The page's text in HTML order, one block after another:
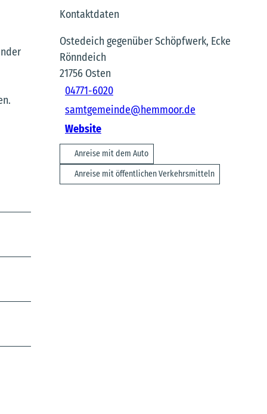
Kontaktdaten
Ostedeich gegenüber Schöpfwerk, Ecke
Rönndeich
21756 Osten
04771-6020
samtgemeinde@hemmoor.de
Website
Anreise mit dem Auto
Anreise mit öffentlichen Verkehrsmitteln